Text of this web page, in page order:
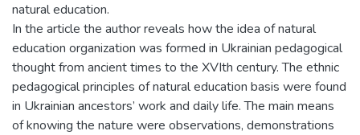
natural education.
In the article the author reveals how the idea of natural
education organization was formed in Ukrainian pedagogical
thought from ancient times to the XVIth century. The ethnic
pedagogical principles of natural education basis were found
in Ukrainian ancestors’ work and daily life. The main means
of knowing the nature were observations, demonstrations